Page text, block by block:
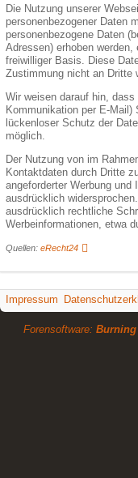
Die Nutzung unserer
personenbezogener Daten
personenbezogene Daten
Adressen) erhoben
freiwilliger Basis. Diese
Zustimmung nicht an Dritte
Wir weisen darauf hin,
Kommunikation per E-
lückenloser Schutz der
möglich.
Der Nutzung von im
Kontaktdaten durch Dritte
angeforderter Werbung
ausdrücklich
ausdrücklich rechtliche
Werbeinformationen, etwa
Quellen: eRecht24
Impressum
Forensoftware: